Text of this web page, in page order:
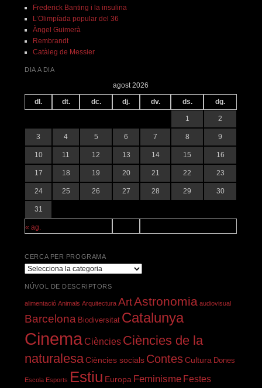
Frederick Banting i la insulina
L’Olimpíada popular del 36
Àngel Guimerà
Rembrandt
Catàleg de Messier
DIA A DIA
agost 2026
dl. dt. dc. dj. dv. ds. dg.
« ag.
1 2
3 4 5 6 7 8 9
10 11 12 13 14 15 16
17 18 19 20 21 22 23
24 25 26 27 28 29 30
31
CERCA PER PROGRAMA
Cerca
programa
NÚVOL DE DESCRIPTORS
alimentació Animals Arquitectura ArtAstronomia audiovisual
Barcelona Biodiversitat Catalunya
CinemaCiències Ciències de la
naturalesaCiències socials Contes Cultura Dones
Escola Esports Estiu Europa Feminisme Festes